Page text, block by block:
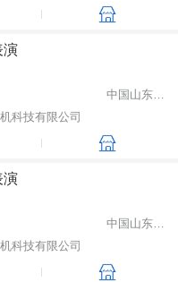
演
中国山东省潍坊市
科技有限公司
演
中国山东省潍坊市
科技有限公司